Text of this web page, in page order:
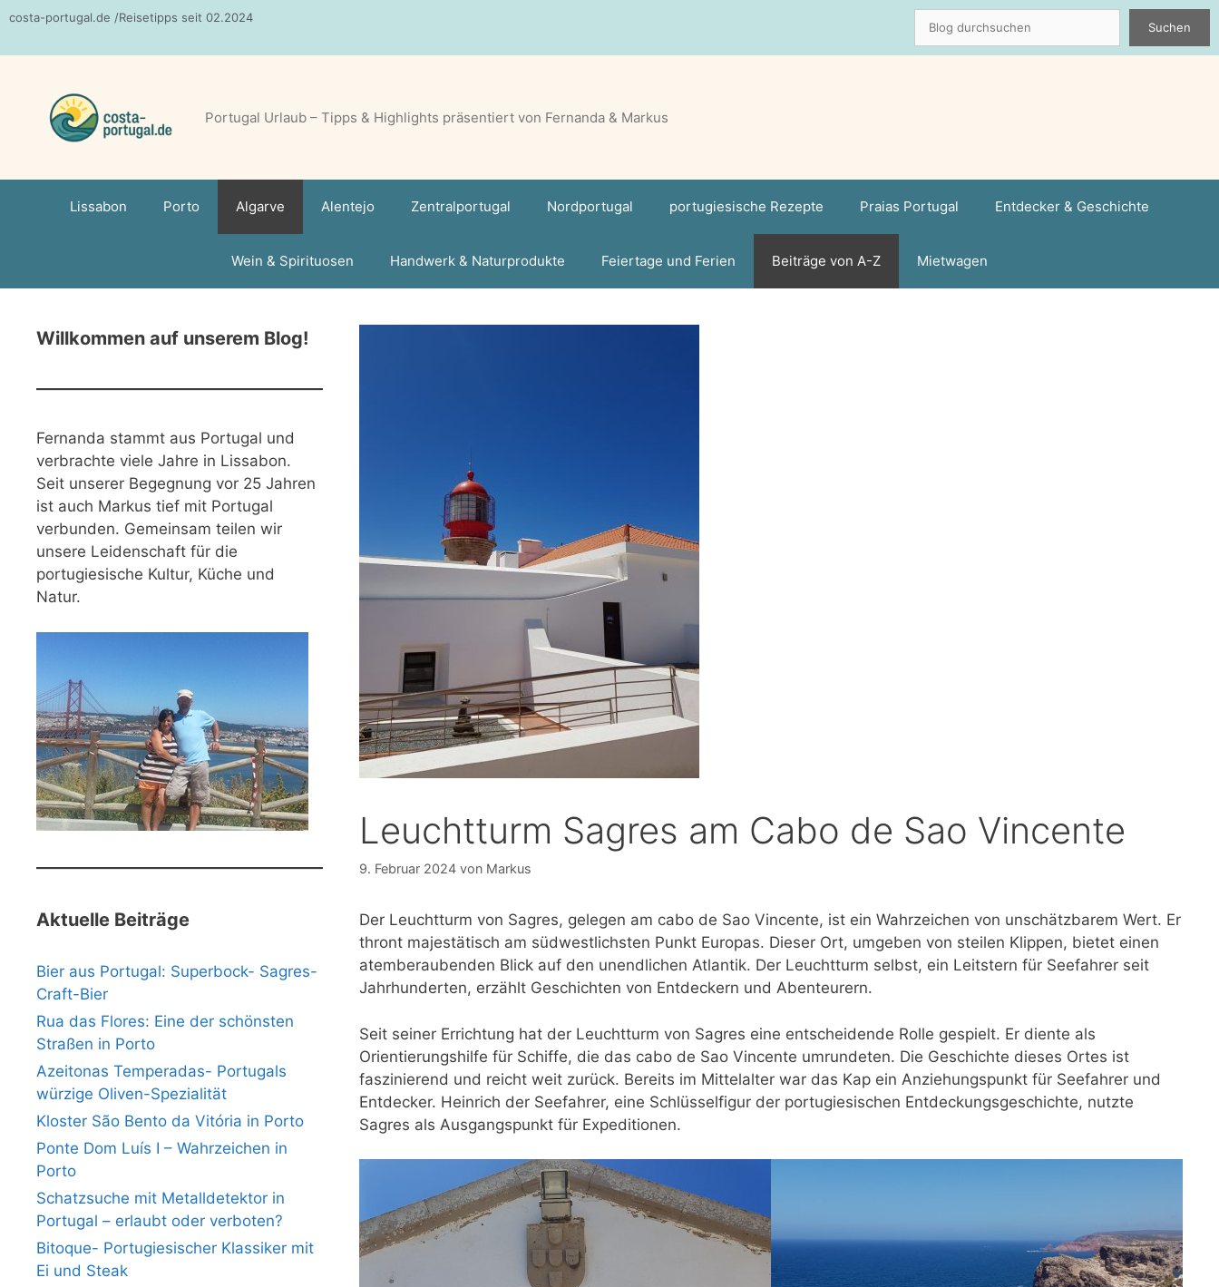
Zum
springen
costa-portugal.de /Reisetipps seit 02.2024
Suchen
Portugal Urlaub – Tipps & Highlights präsentiert von Fernanda & Markus
Lissabon Porto Algarve Alentejo Zentralportugal Nordportugal portugiesische Rezepte Praias Portugal Entdecker & Geschichte
Wein & Spirituosen Handwerk & Naturprodukte Feiertage und Ferien Beiträge von A-Z Mietwagen
Leuchtturm Sagres am Cabo de Sao Vincente
9. Februar 2024 von Markus
Der Leuchtturm von Sagres, gelegen am cabo de Sao Vincente, ist ein Wahrzeichen von unschätzbarem Wert. Er
thront majestätisch am südwestlichsten Punkt Europas. Dieser Ort, umgeben von steilen Klippen, bietet einen
atemberaubenden Blick auf den unendlichen Atlantik. Der Leuchtturm selbst, ein Leitstern für Seefahrer seit
Jahrhunderten, erzählt Geschichten von Entdeckern und Abenteurern.
Seit seiner Errichtung hat der Leuchtturm von Sagres eine entscheidende Rolle gespielt. Er diente als
Orientierungshilfe für Schiffe, die das cabo de Sao Vincente umrundeten. Die Geschichte dieses Ortes ist
faszinierend und reicht weit zurück. Bereits im Mittelalter war das Kap ein Anziehungspunkt für Seefahrer und
Entdecker. Heinrich der Seefahrer, eine Schlüsselfigur der portugiesischen Entdeckungsgeschichte, nutzte
Sagres als Ausgangspunkt für Expeditionen.
Willkommen auf unserem Blog!
Fernanda stammt aus Portugal und
verbrachte viele Jahre in Lissabon.
Seit unserer Begegnung vor 25 Jahren
ist auch Markus tief mit Portugal
verbunden. Gemeinsam teilen wir
unsere Leidenschaft für die
portugiesische Kultur, Küche und
Natur.
Aktuelle Beiträge
Bier aus Portugal: Superbock- Sagres-
Craft-Bier
Rua das Flores: Eine der schönsten
Straßen in Porto
Azeitonas Temperadas- Portugals
würzige Oliven-Spezialität
Kloster São Bento da Vitória in Porto
Ponte Dom Luís I – Wahrzeichen in
Porto
Schatzsuche mit Metalldetektor in
Portugal – erlaubt oder verboten?
Bitoque- Portugiesischer Klassiker mit
Ei und Steak